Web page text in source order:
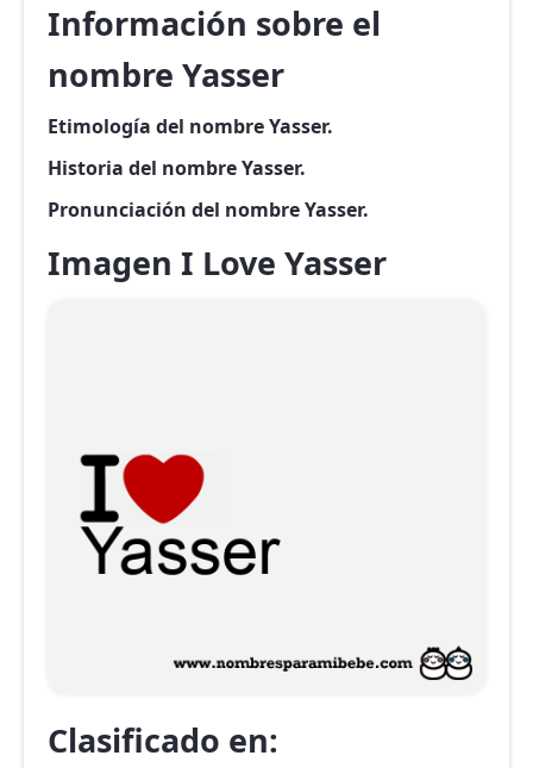
Información sobre el
nombre Yasser
Etimología del nombre Yasser.
Historia del nombre Yasser.
Pronunciación del nombre Yasser.
Imagen I Love Yasser
Clasificado en: